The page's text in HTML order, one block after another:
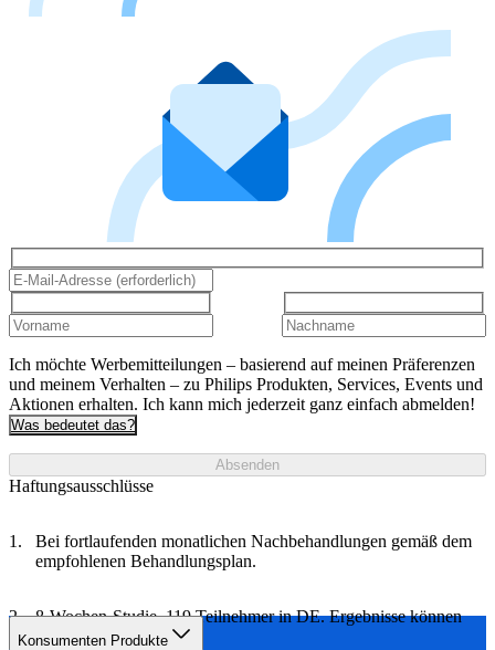
Ich möchte Werbemitteilungen – basierend auf meinen Präferenzen
und meinem Verhalten – zu Philips Produkten, Services, Events und
Aktionen erhalten. Ich kann mich jederzeit ganz einfach abmelden!
Was bedeutet das?
Absenden
Haftungsausschlüsse
Bei fortlaufenden monatlichen Nachbehandlungen gemäß dem
empfohlenen Behandlungsplan.
8-Wochen-Studie, 119 Teilnehmer in DE. Ergebnisse können
variieren.
Konsumenten Produkte